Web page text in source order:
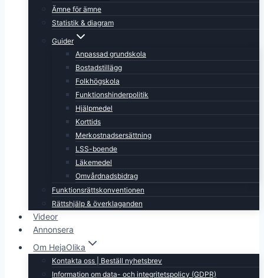
Ämne för ämne
Statistik & diagram
Guider
Anpassad grundskola
Bostadstillägg
Folkhögskola
Funktionshinderpolitik
Hjälpmedel
Korttids
Merkostnadsersättning
LSS-boende
Läkemedel
Omvårdnadsbidrag
Funktionsrättskonventionen
Rättshjälp & överklaganden
Videor
Annonsera
Om HejaOlika
Kontakta oss | Beställ nyhetsbrev
Information om data- och integritetspolicy (GDPR)